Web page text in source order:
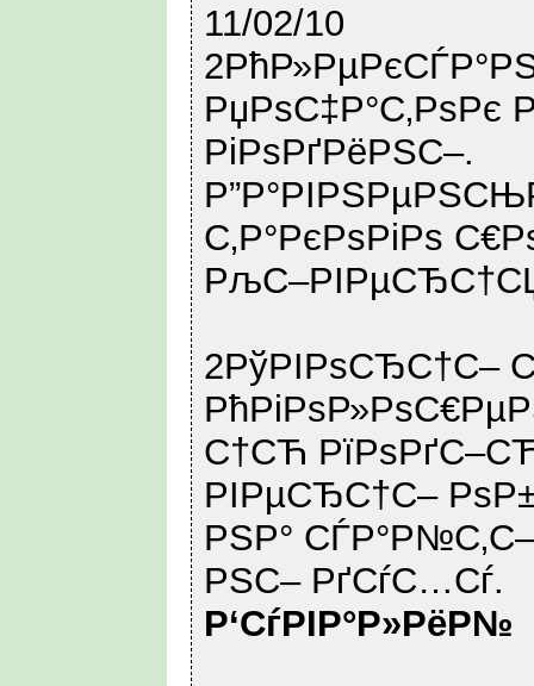
11/02/10
РџРѕС‡Р°С‚РѕРє
РіРѕРґРёРЅС–.
С‚Р°РєРѕРіРѕ
2РўРІРѕСЂС†С–
С†СЋ
РІРµСЂС†С–
РЅР°
РЅС– РґСѓС…Сѓ.
Р‘СѓРІР°Р»РёР№